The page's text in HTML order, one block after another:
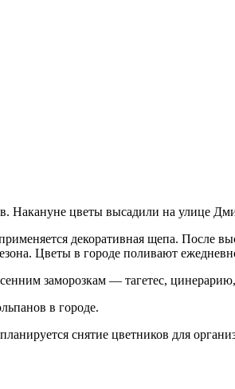
Накануне цветы высадили на улице
декоративная щепа. После
Цветы в городе поливают
заморозкам — тагетес,
в городе.
снятие цветников для